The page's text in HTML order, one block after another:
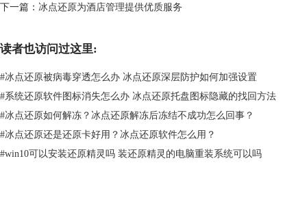
下一篇： 冰点还原为酒店管理提供优质服务
读者也访问过这里:
#冰点还原被病毒穿透怎么办 冰点还原深层防护如何加强设置
#系统还原软件图标消失怎么办 冰点还原托盘图标隐藏的找回方法
#冰点还原如何解冻？冰点还原解冻后冻结不成功怎么回事？
#冰点还原还是还原卡好用？冰点还原软件怎么用？
#win10可以安装还原精灵吗 装还原精灵的电脑重装系统可以吗